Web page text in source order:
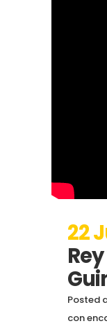
22
Posted
con